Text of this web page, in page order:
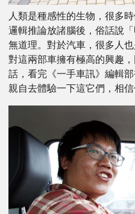
人類是種感性的生物，很多
邏輯推論放諸腦後，俗話說
無道理。對於汽車，很多人
對這兩部車擁有極高的興趣
話，看完《一手車訊》編輯
親自去體驗一下這它們，相